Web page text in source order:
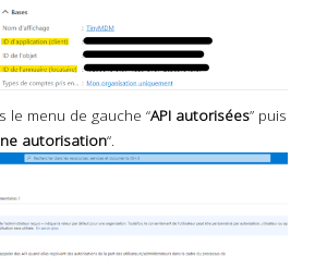
le menu de gauche “API autorisées” puis
autorisation“.